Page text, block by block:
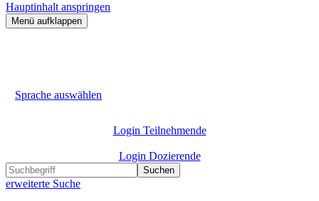
Hauptinhalt anspringen
Menü aufklappen
Sprache auswählen
Login Teilnehmende
Login Dozierende
Suchen
erweiterte Suche